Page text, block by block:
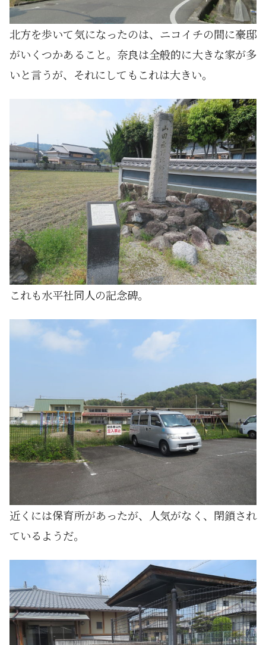
北方を歩いて気になったのは、ニコイチの間に豪邸
がいくつかあること。奈良は全般的に大きな家が多
いと言うが、それにしてもこれは大きい。
これも水平社同人の記念碑。
近くには保育所があったが、人気がなく、閉鎖され
ているようだ。